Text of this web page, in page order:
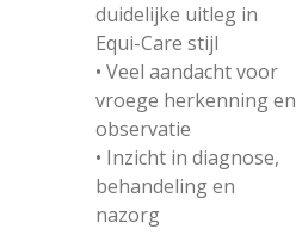
duidelijke uitleg in
Equi-Care stijl
• Veel aandacht voor
vroege herkenning en
observatie
• Inzicht in diagnose,
behandeling en
nazorg